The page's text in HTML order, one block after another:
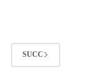
SUCC